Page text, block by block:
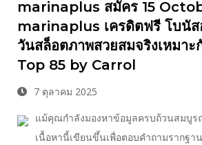
marinaplus สมัคร 15
marinaplus เครดิตฟรี โบนัส
วันสล็อตภาพสวยสมจริงเหมาะ
Top 85 by Carrol
7 ตุลาคม 2025
แม้คุณกำลังมองหาข้อมูลครบถ้วนสมบูร
เนื้อหานี้เขียนขึ้นเพื่อตอบคำถามรากฐา